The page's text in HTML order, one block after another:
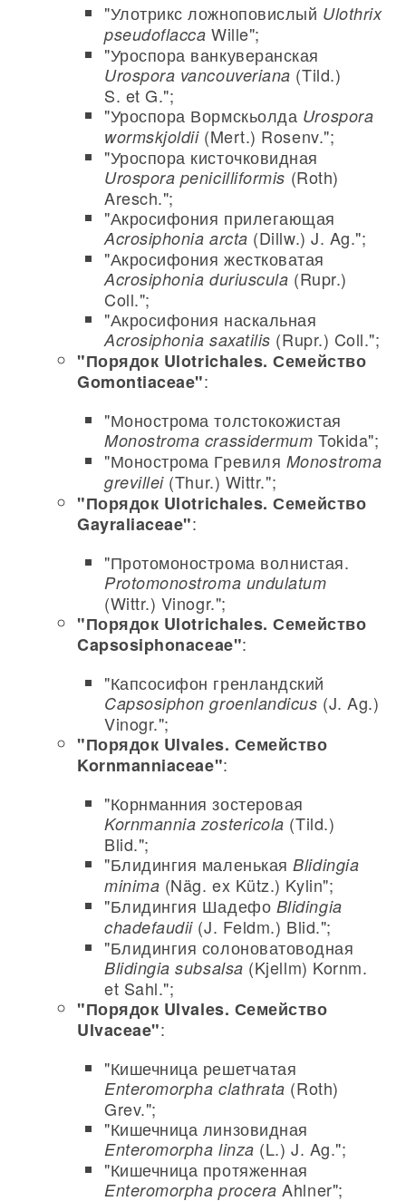
"Улотрикс ложноповислый Ulothrix
pseudoflacca Wille";
"Уроспора ванкуверанская
Urospora vancouveriana (Tild.)
S. et G.";
"Уроспора Вормскьолда Urospora
wormskjoldii(Mert.) Rosenv.";
"Уроспора кисточковидная
Urospora penicilliformis (Roth)
Aresch.";
"Акросифония прилегающая
Acrosiphonia arcta (Dillw.) J. Ag.";
"Акросифония жестковатая
Acrosiphonia duriuscula (Rupr.)
Coll.";
"Акросифония наскальная
Acrosiphonia saxatilis (Rupr.) Coll.";
"Порядок Ulotrichales. Семейство
Gomontiaceae":
"Монострома толстокожистая
Monostroma crassidermum Tokida";
"Монострома Гревиля Monostroma
grevillei(Thur.) Wittr.";
"Порядок Ulotrichales. Семейство
Gayraliaceae":
"Протомонострома волнистая.
Protomonostroma undulatum
(Wittr.) Vinogr.";
"Порядок Ulotrichales. Семейство
Capsosiphonaceae":
"Капсосифон гренландский
Capsosiphon groenlandicus (J. Ag.)
Vinogr.";
"Порядок Ulvales. Семейство
Kornmanniaceae":
"Корнманния зостеровая
Kornmannia zostericola (Tild.)
Blid.";
"Блидингия маленькаяBlidingia
minima (Näg. ex Kütz.) Kylin";
"Блидингия Шадефо Blidingia
chadefaudii (J. Feldm.) Blid.";
"Блидингия солоноватоводная
Blidingia subsalsa (Kjellm) Kornm.
et Sahl.";
"Порядок Ulvales. Семейство
Ulvaceae":
"Кишечница решетчатая
Enteromorpha clathrata (Roth)
Grev.";
"Кишечница линзовидная
Enteromorpha linza (L.) J. Ag.";
"Кишечница протяженная
Enteromorpha procera Ahlner";